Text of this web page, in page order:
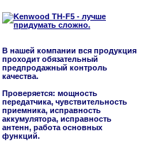
В нашей компании вся продукция
проходит обязательный
предпродажный контроль
качества.
Проверяется: мощность
передатчика, чувствительность
приемника, исправность
аккумулятора, исправность
антенн, работа основных
функций.